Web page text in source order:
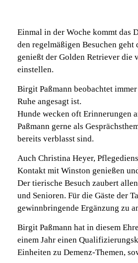
Einmal in der Woche kommt das
den regelmäßigen Besuchen
genießt der Golden Retriever die
einstellen.
Birgit Paßmann beobachtet
Ruhe angesagt ist.
Hunde wecken oft Erinnerungen
Paßmann gerne als
bereits verblasst sind.
Auch Christina Heyer,
Kontakt mit Winston genießen
Der tierische Besuch zaubert
und Senioren. Für die Gäste der
gewinnbringende Ergänzung zu
Birgit Paßmann hat in diesem
einem Jahr einen
Einheiten zu Demenz-Themen,